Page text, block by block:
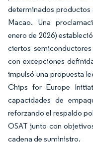
determinados
Macao. Una
enero de 2026)
ciertos
con excepciones
impulsó una propuesta
Chips for Europe
capacidades de
reforzando el respaldo
OSAT junto con
cadena de suministro.